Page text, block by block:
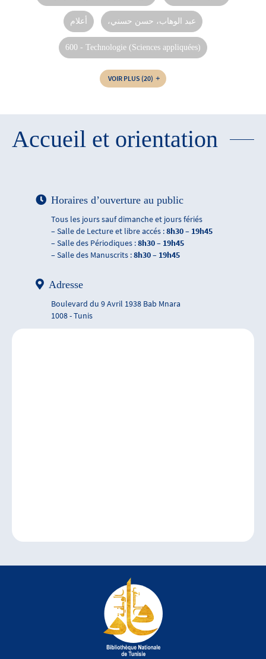
أعلام ،عبد الوهاب، حسن حسني
600 - Technologie (Sciences appliquées)
VOIR PLUS (20)
Accueil et orientation
Horaires d’ouverture au public
Tous les jours sauf dimanche et jours fériés
– Salle de Lecture et libre accés :8h30 – 19h45
– Salle des Périodiques :8h30 – 19h45
– Salle des Manuscrits :8h30 – 19h45
Adresse
Boulevard du 9 Avril 1938 Bab Mnara
1008 - Tunis